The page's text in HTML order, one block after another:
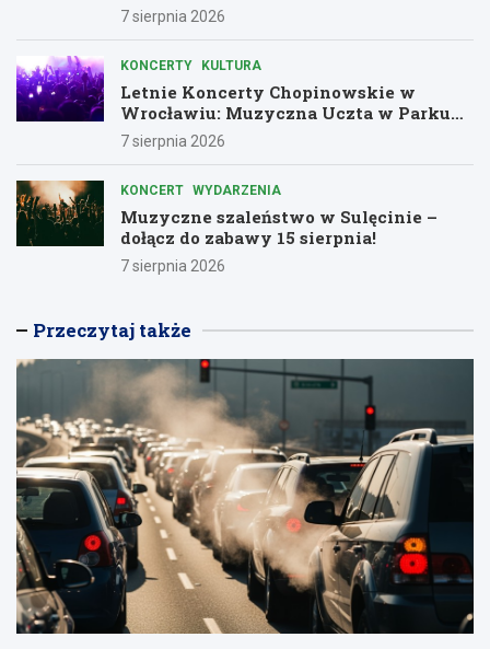
7 sierpnia 2026
KONCERTY KULTURA
Letnie Koncerty Chopinowskie w
Wrocławiu: Muzyczna Uczta w Parku
Południowym!
7 sierpnia 2026
KONCERT WYDARZENIA
Muzyczne szaleństwo w Sulęcinie –
dołącz do zabawy 15 sierpnia!
7 sierpnia 2026
Przeczytaj także